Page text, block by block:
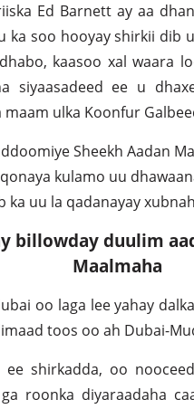
Ed Barnett ay aa
ka soo hooyay shirkii dib
kaasoo xal waara
siyaasadeed ee u
ulka Koonfur
Sheekh Aadan
kulamo uu
ka uu la qadanayay
billowday duulim
Maalmaha
oo laga lee yahay
toos oo ah Dubai-
shirkadda, oo
roonka diyaraadaha